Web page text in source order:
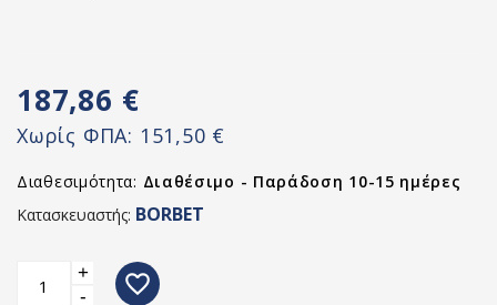
187,86 €
Χωρίς ΦΠΑ: 151,50 €
Διαθεσιμότητα: Διαθέσιμο - Παράδοση 10-15 ημέρες
Κατασκευαστής: BORBET
+
-
favorite_border